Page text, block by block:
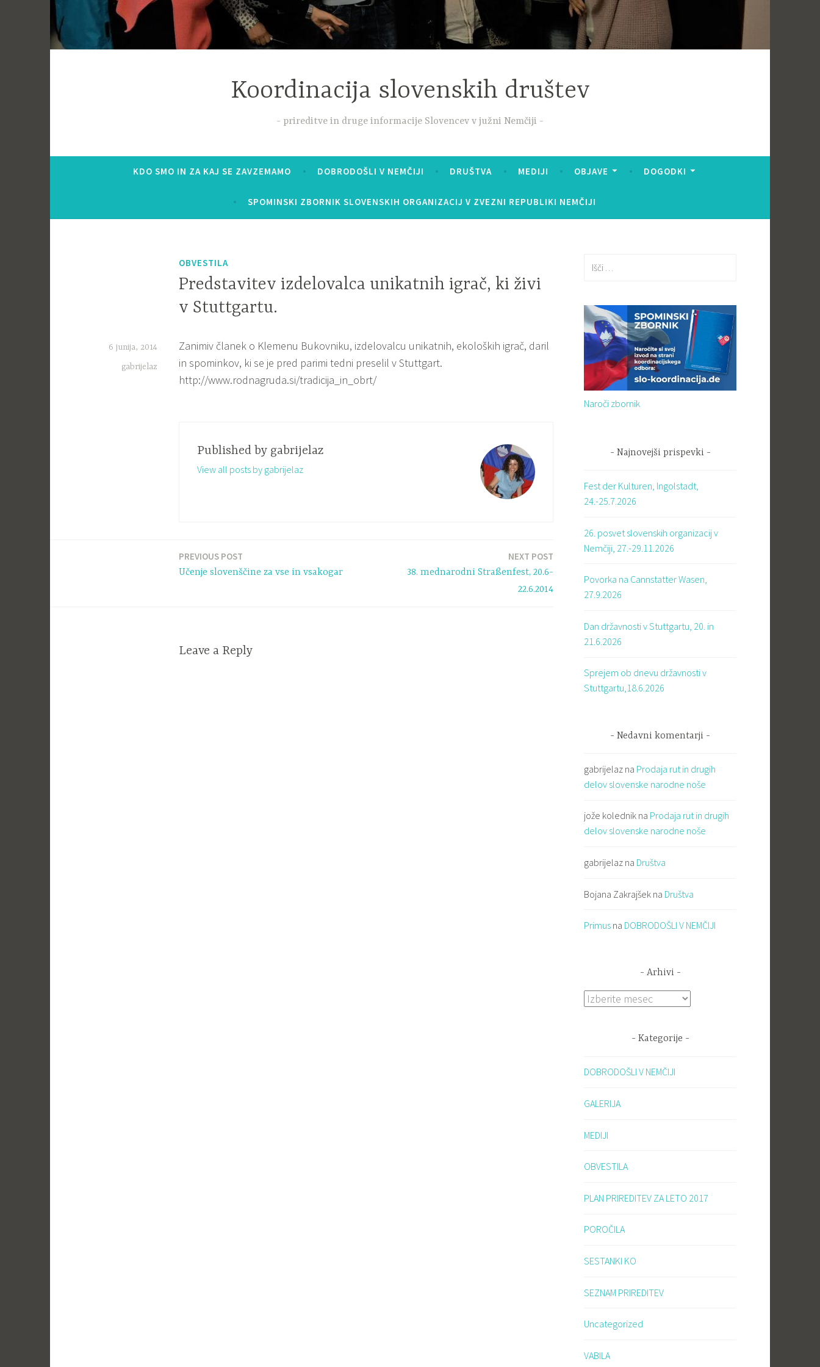
Koordinacija slovenskih društev
prireditve in druge informacije Slovencev v južni Nemčiji
KDO SMO IN ZA KAJ SE ZAVZEMAMO DOBRODOŠLI V NEMČIJI DRUŠTVA MEDIJI OBJAVE DOGODKI
SPOMINSKI ZBORNIK SLOVENSKIH ORGANIZACIJ V ZVEZNI REPUBLIKI NEMČIJI
OBVESTILA
Predstavitev izdelovalca unikatnih igrač, ki živi
v Stuttgartu.
6 junija, 2014
gabrijelaz
Zanimiv članek o Klemenu Bukovniku, izdelovalcu unikatnih, ekoloških igrač, daril
in spominkov, ki se je pred parimi tedni preselil v Stuttgart.
http://www.rodnagruda.si/tradicija_in_obrt/
Published by gabrijelaz
View all posts by gabrijelaz
PREVIOUS POST
Učenje slovenščine za vse in vsakogar
NEXT POST
38. mednarodni Straßenfest, 20.6-
22.6.2014
Leave a Reply
Naroči zbornik
Najnovejši prispevki
Fest der Kulturen, Ingolstadt,
24.-25.7.2026
26. posvet slovenskih organizacij v
Nemčiji, 27.-29.11.2026
Povorka na Cannstatter Wasen,
27.9.2026
Dan državnosti v Stuttgartu, 20. in
21.6.2026
Sprejem ob dnevu državnosti v
Stuttgartu,18.6.2026
Nedavni komentarji
gabrijelaz na Prodaja rut in drugih
delov slovenske narodne noše
jože kolednik na Prodaja rut in drugih
delov slovenske narodne noše
gabrijelaz na Društva
Bojana Zakrajšek na Društva
Primus na DOBRODOŠLI V NEMČIJI
Arhivi
Arhivi
Kategorije
DOBRODOŠLI V NEMČIJI
GALERIJA
MEDIJI
OBVESTILA
PLAN PRIREDITEV ZA LETO 2017
POROČILA
SESTANKI KO
SEZNAM PRIREDITEV
Uncategorized
VABILA